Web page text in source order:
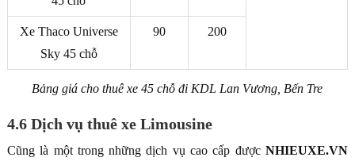
Xe Thaco Universe
Sky 45 chỗ
90 200
Bảng giá cho thuê xe 45 chỗ đi KDL Lan Vương, Bến Tre
4.6 Dịch vụ thuê xe Limousine
Cũng là một trong những dịch vụ cao cấp đượcNHIEUXE.VN